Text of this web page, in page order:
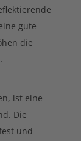
gute
die
ist eine
Die
und